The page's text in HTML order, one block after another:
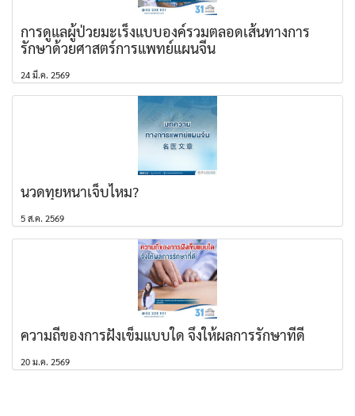
การดูแลผู้ป่วยมะเร็งแบบองค์รวมตลอดเส้นทางการ
รักษาด้วยศาสตร์การแพทย์แผนจีน
24 มี.ค. 2569
นวดทุยหนาเจ็บไหม?
5 ส.ค. 2569
ความถี่ของการฝังเข็มแบบใด จึงให้ผลการรักษาที่ดี
20 ม.ค. 2569